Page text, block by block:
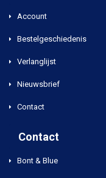
Account
Bestelgeschiedenis
Verlanglijst
Nieuwsbrief
Contact
Contact
Bont & Blue